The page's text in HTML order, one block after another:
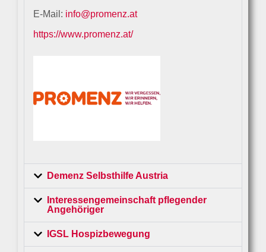
E-Mail: info@promenz.at
https://www.promenz.at/
Demenz Selbsthilfe Austria
Interessengemeinschaft pflegender
Angehöriger
IGSL Hospizbewegung